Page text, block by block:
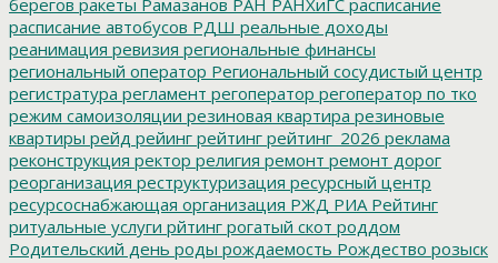
расписание автобусов РДШ реальные доходы
реанимация ревизия региональные финансы
региональный оператор Региональный сосудистый центр
регистратура регламент регоператор регоператор по тко
режим самоизоляции резиновая квартира резиновые
квартиры рейд рейинг рейтинг рейтинг_2026 реклама
реконструкция ректор религия ремонт ремонт дорог
реорганизация реструктуризация ресурсный центр
ресурсоснабжающая организация РЖД РИА Рейтинг
ритуальные услуги рйтинг рогатый скот роддом
Родительский день роды рождаемость Рождество розыск